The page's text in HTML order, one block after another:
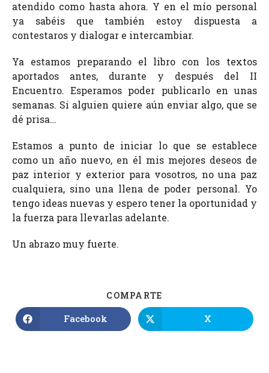
atendido como hasta ahora. Y en el mío personal
ya sabéis que también estoy dispuesta a
contestaros y dialogar e intercambiar.
Ya estamos preparando el libro con los textos
aportados antes, durante y después del II
Encuentro. Esperamos poder publicarlo en unas
semanas. Si alguien quiere aún enviar algo, que se
dé prisa…
Estamos a punto de iniciar lo que se establece
como un año nuevo, en él mis mejores deseos de
paz interior y exterior para vosotros, no una paz
cualquiera, sino una llena de poder personal. Yo
tengo ideas nuevas y espero tener la oportunidad y
la fuerza para llevarlas adelante.
Un abrazo muy fuerte.
COMPARTE
Facebook X